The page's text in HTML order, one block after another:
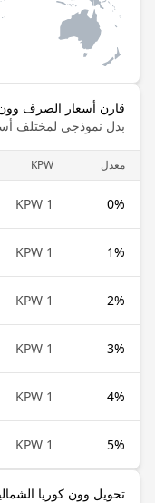
قارن أسعار الصرف وون
بدل نموذجي لمختلف
معدل KPW
0%
1 KPW
1%
1 KPW
2%
1 KPW
3%
1 KPW
4%
1 KPW
5%
1 KPW
تحويل وون كوريا